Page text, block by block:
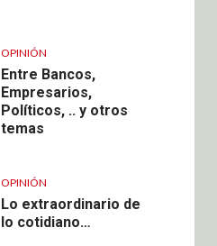
OPINIÓN
Entre Bancos,
Empresarios,
Políticos, .. y otros
temas
OPINIÓN
Lo extraordinario de
lo cotidiano…